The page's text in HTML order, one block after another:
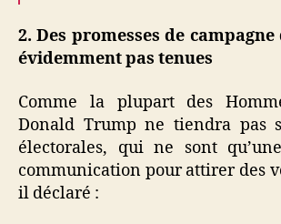
2. Des promesses de
évidemment pas tenues
Comme la plupart des
Donald Trump ne tiendra pas
électorales, qui ne sont
communication pour attirer des
il déclaré :